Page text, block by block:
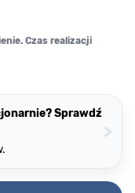
Czas realizacji
Sprawdź
>